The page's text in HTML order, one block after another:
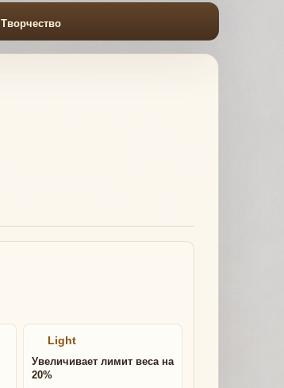
Творчество
Light
Увеличивает лимит веса на
20%